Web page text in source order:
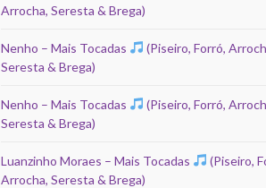
Arrocha, Seresta & Brega)
Nenho – Mais Tocadas
(Piseiro, Forró,
Seresta & Brega)
Nenho – Mais Tocadas
(Piseiro, Forró,
Seresta & Brega)
Luanzinho Moraes – Mais Tocadas
(Piseiro,
Arrocha, Seresta & Brega)